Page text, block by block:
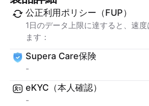
公正利用ポリシー（FUP）
1日のデータ上限に達すると、速
ます：
Supera Care保険
-
eKYC（本人確認）
-